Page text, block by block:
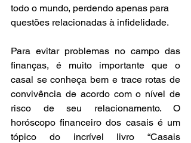
todo o mundo, perdendo apenas para
questões relacionadas à infidelidade.
Para evitar problemas no campo das
finanças, é muito importante que o
casal se conheça bem e trace rotas de
convivência de acordo com o nível de
risco de seu relacionamento. O
horóscopo financeiro dos casais é um
tópico do incrível livro “Casais